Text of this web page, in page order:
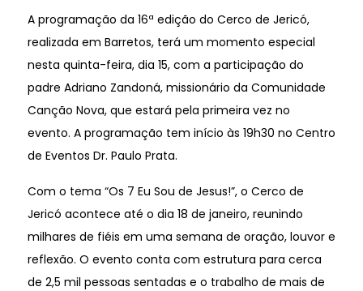
A programação da 16ª edição do Cerco de Jericó,
realizada em Barretos, terá um momento especial
nesta quinta-feira, dia 15, com a participação do
padre Adriano Zandoná, missionário da Comunidade
Canção Nova, que estará pela primeira vez no
evento. A programação tem início às 19h30 no Centro
de Eventos Dr. Paulo Prata.
Com o tema “Os 7 Eu Sou de Jesus!”, o Cerco de
Jericó acontece até o dia 18 de janeiro, reunindo
milhares de fiéis em uma semana de oração, louvor e
reflexão. O evento conta com estrutura para cerca
de 2,5 mil pessoas sentadas e o trabalho de mais de